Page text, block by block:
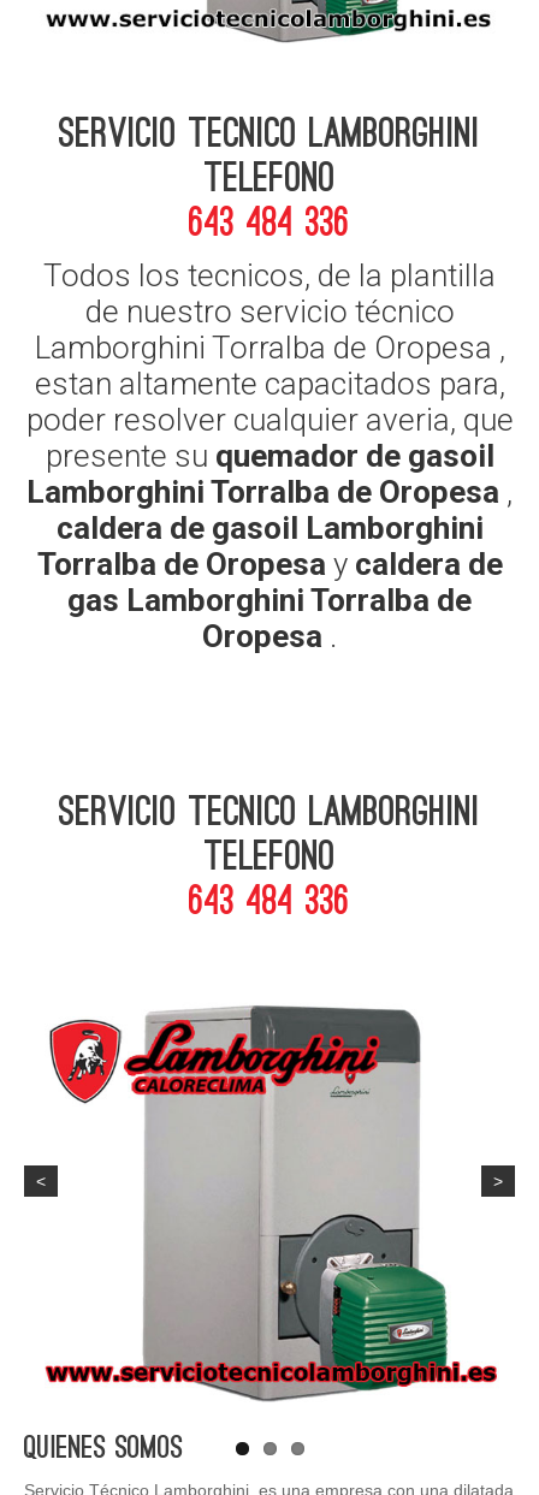
Servicio Tecnico Lamborghini
telefono
643 484 336
Todos los tecnicos, de la plantilla
de nuestro servicio técnico
Lamborghini Torralba de Oropesa ,
estan altamente capacitados para,
poder resolver cualquier averia, que
presente su quemador de gasoil
Lamborghini Torralba de Oropesa ,
caldera de gasoil Lamborghini
Torralba de Oropesa y caldera de
gas Lamborghini Torralba de
Oropesa .
Servicio Tecnico Lamborghini
telefono
643 484 336
< >
Quienes Somos
Servicio Técnico Lamborghini, es una empresa con una dilatada